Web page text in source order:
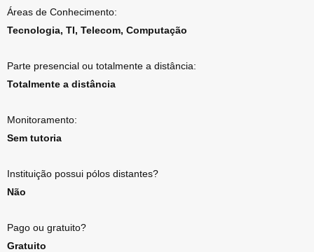
Áreas de Conhecimento:
Tecnologia, TI, Telecom, Computação
Parte presencial ou totalmente a distância:
Totalmente a distância
Monitoramento:
Sem tutoria
Instituição possui pólos distantes?
Não
Pago ou gratuito?
Gratuito